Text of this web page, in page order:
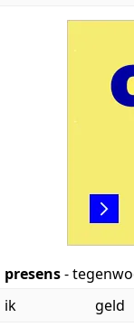
presens-
ik
geld